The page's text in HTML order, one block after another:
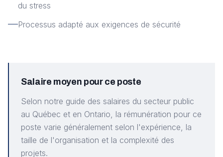
du stress
Processus adapté aux exigences de sécurité
Salaire moyen pour ce poste
Selon notre guide des salaires du secteur public
au Québec et en Ontario, la rémunération pour ce
poste varie généralement selon l'expérience, la
taille de l'organisation et la complexité des
projets.